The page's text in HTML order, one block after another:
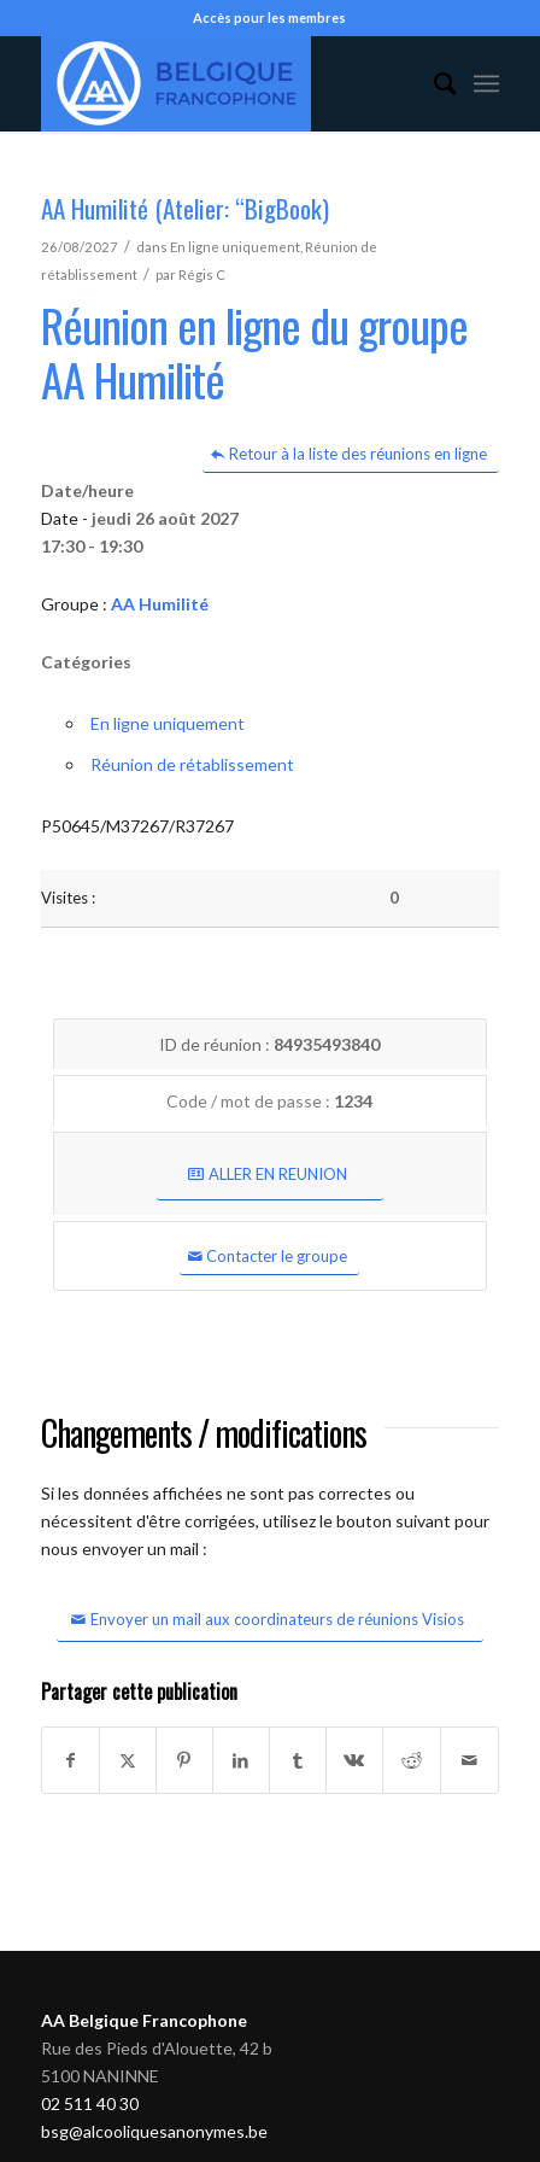
Accès pour les membres
AA Humilité (Atelier: “BigBook)
26/08/2027 / dans En ligne uniquement, Réunion de
rétablissement / par Régis C
Réunion en ligne du groupe
AA Humilité
Retour à la liste des réunions en ligne
Date/heure
Date - jeudi 26 août 2027
17:30 - 19:30
Groupe : AA Humilité
Catégories
En ligne uniquement
Réunion de rétablissement
P50645/M37267/R37267
Visites : 0
ID de réunion : 84935493840
Code / mot de passe : 1234
ALLER EN REUNION
Contacter le groupe
Changements / modifications
Si les données affichées ne sont pas correctes ou
nécessitent d'être corrigées, utilisez le bouton suivant pour
nous envoyer un mail :
Envoyer un mail aux coordinateurs de réunions Visios
Partager cette publication
AA Belgique Francophone
Rue des Pieds d'Alouette, 42 b
5100 NANINNE
02 511 40 30
bsg@alcooliquesanonymes.be